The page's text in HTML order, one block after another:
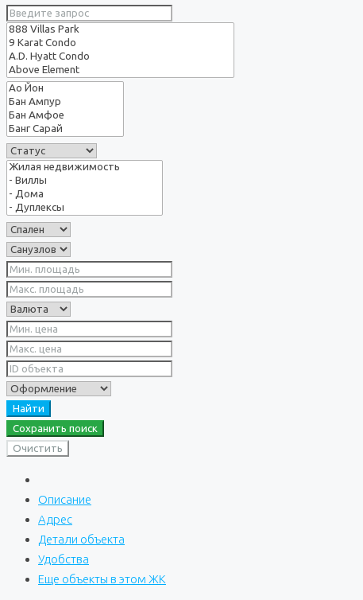
Найти
Сохранить поиск
Очистить
Описание
Адрес
Детали объекта
Удобства
Еще объекты в этом ЖК